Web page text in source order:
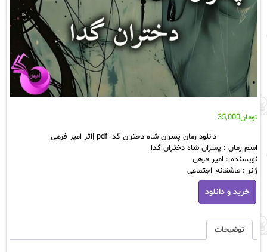
تومان35,000
دانلود رمان پسران شاه دختران گدا pdf |اثر امیر فرهی
اسم رمان : پسران شاه دختران گدا
نویسنده : امیر فرهی
ژانر : عاشقانه_اجتماعی
دانلود
رمان
پسران
دختران
گدا
خرید و دانلود
توضیحات